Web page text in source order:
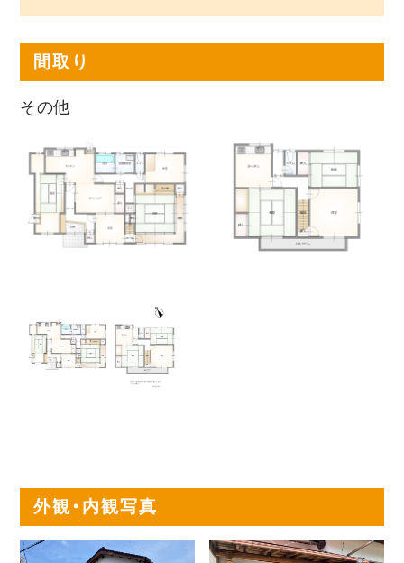
間取り
その他
外観・内観写真